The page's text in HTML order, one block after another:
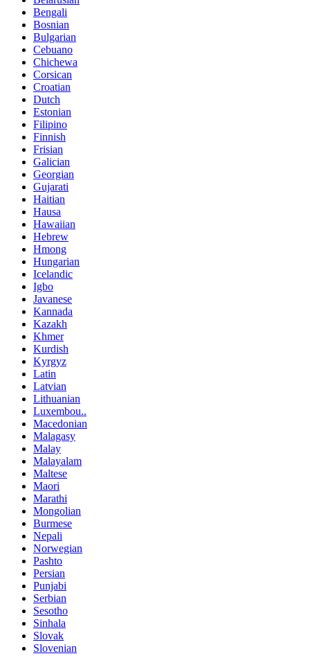
Bengali
Bosnian
Bulgarian
Cebuano
Chichewa
Corsican
Croatian
Dutch
Estonian
Filipino
Finnish
Frisian
Galician
Georgian
Gujarati
Haitian
Hausa
Hawaiian
Hebrew
Hmong
Hungarian
Icelandic
Igbo
Javanese
Kannada
Kazakh
Khmer
Kurdish
Kyrgyz
Latin
Latvian
Lithuanian
Luxembou..
Macedonian
Malagasy
Malay
Malayalam
Maltese
Maori
Marathi
Mongolian
Burmese
Nepali
Norwegian
Pashto
Persian
Punjabi
Serbian
Sesotho
Sinhala
Slovak
Slovenian